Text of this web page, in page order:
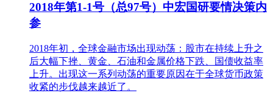
2018年第1-1号（总97号）中宏国研要情决策内
参
2018年初，全球金融市场出现动荡：股市在持续上升之
后大幅下挫、黄金、石油和金属价格下跌、国债收益率
上升。出现这一系列动荡的重要原因在于全球货币政策
收紧的步伐越来越近了。